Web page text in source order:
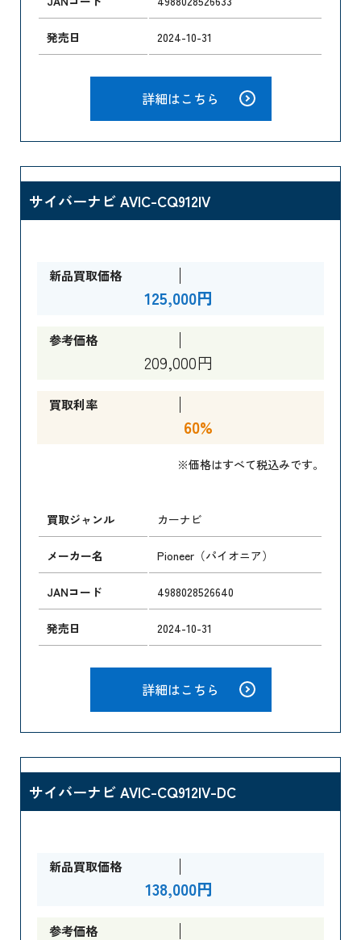
発売日 2024-10-31
詳細はこちら
サイバーナビ AVIC-CQ912IV
新品買取価格
125,000円
参考価格
209,000円
買取利率
60%
※価格はすべて税込みです。
買取ジャンル カーナビ
メーカー名 Pioneer（パイオニア）
JANコード 4988028526640
発売日 2024-10-31
詳細はこちら
サイバーナビ AVIC-CQ912IV-DC
新品買取価格
138,000円
参考価格